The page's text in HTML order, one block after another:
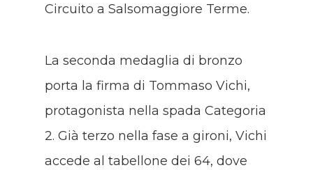
Circuito a Salsomaggiore Terme.
La seconda medaglia di bronzo
porta la firma di Tommaso Vichi,
protagonista nella spada Categoria
2. Già terzo nella fase a gironi, Vichi
accede al tabellone dei 64, dove